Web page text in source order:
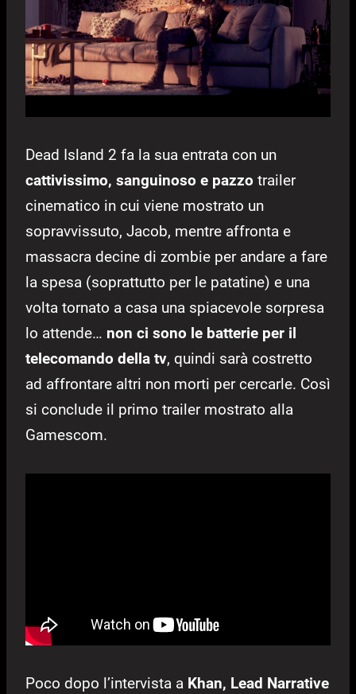
Dead Island 2 fa la sua entrata con un
cattivissimo, sanguinoso e pazzo trailer
cinematico in cui viene mostrato un
sopravvissuto, Jacob, mentre affronta e
massacra decine di zombie per andare a fare
la spesa (soprattutto per le patatine) e una
volta tornato a casa una spiacevole sorpresa
lo attende… non ci sono le batterie per il
telecomando della tv, quindi sarà costretto
ad affrontare altri non morti per cercarle. Così
si conclude il primo trailer mostrato alla
Gamescom.
Poco dopo l’intervista a Khan, Lead Narrative